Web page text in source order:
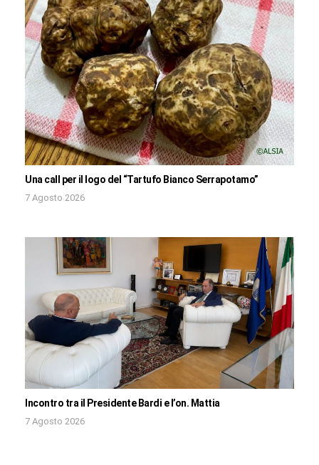
Una call per il logo del “Tartufo Bianco Serrapotamo”
7 Agosto 2026
Incontro tra il Presidente Bardi e l’on. Mattia
7 Agosto 2026